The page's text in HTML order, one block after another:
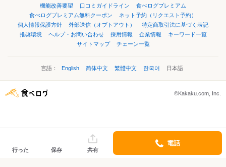
機能改善要望
口コミガイドライン
食べログプレミアム
食べログプレミアム無料クーポン
ネット予約（リクエスト予約）
個人情報保護方針
外部送信（オプトアウト）
特定商取引法に基づく表記
推奨環境
ヘルプ・お問い合わせ 採用情報 企業情報
キーワード一覧
サイトマップ
チェーン一覧
言語： English 简体中文 繁體中文 한국어 日本語
©Kakaku.com, Inc.
行った 保存 共有
電話